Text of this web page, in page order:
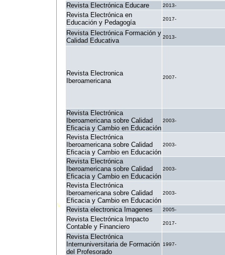
Revista Electrónica Educare 2013-
Revista Electrónica en
Educación y Pedagogía
2017-
Revista Electrónica Formación y
Calidad Educativa
2013-
Revista Electronica
Iberoamericana
2007-
Revista Electrónica
Iberoamericana sobre Calidad
Eficacia y Cambio en Educación
2003-
Revista Electrónica
Iberoamericana sobre Calidad
Eficacia y Cambio en Educación
2003-
Revista Electrónica
Iberoamericana sobre Calidad
Eficacia y Cambio en Educación
2003-
Revista Electrónica
Iberoamericana sobre Calidad
Eficacia y Cambio en Educación
2003-
Revista electronica Imagenes 2005-
Revista Electrónica Impacto
Contable y Financiero
2017-
Revista Electrónica
Internuniversitaria de Formación
del Profesorado
1997-